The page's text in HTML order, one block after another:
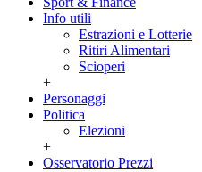
Info utili
Estrazioni e Lotterie
Ritiri Alimentari
Scioperi
+
Personaggi
Politica
Elezioni
+
Osservatorio Prezzi